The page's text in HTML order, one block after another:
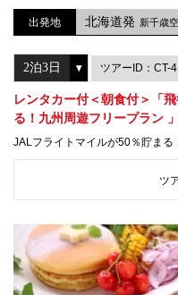
出発地 北海道発 新千歳
ツアーID：CT-
レンタカー付＜朝食付＞「
る！九州周遊フリープラン
JALフライトマイルが50％貯まる
ツ